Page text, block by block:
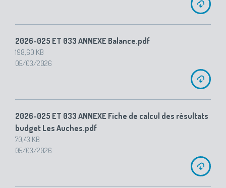
2026-025 ET 033 ANNEXE Balance.pdf
198,60 KB
05/03/2026
2026-025 ET 033 ANNEXE Fiche de calcul des résultats
budget Les Auches.pdf
70,43 KB
05/03/2026